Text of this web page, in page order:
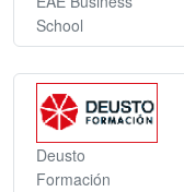
School
Deusto
Formación